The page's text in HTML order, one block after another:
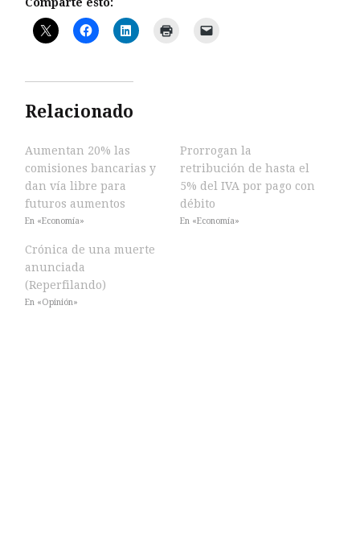
Relacionado
Aumentan 20% las
comisiones bancarias y
dan vía libre para
futuros aumentos
En «Economía»
Prorrogan la
retribución de hasta el
5% del IVA por pago con
débito
En «Economía»
Crónica de una muerte
anunciada
(Reperfilando)
En «Opinión»